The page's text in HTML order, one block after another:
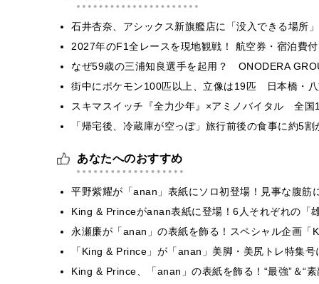
石井杏奈、アシックス新旗艦店に「没入できる場所
2027年のF1全レースを現地観戦！ 航空券・宿泊費
なぜ59歳の三浦知良選手を起用？ ONODERA
街中にポケモン100匹以上、立像は19匹 日本橋・
スキマスイッチ『全力少年』×アミノバイタル 全国
「帰宅後、冷蔵庫が空っぽ」旅行前後の食事に約5
あなたへのおすすめ
平野紫耀が「anan」表紙にソロ初登場！見事な腹筋
King & Princeがanan表紙に登場！6人それぞれの「
永瀬廉が「anan」の表紙を飾る！スペシャル企画
「King & Prince」が「anan」美脚・美尻トレ特集
King & Prince、「anan」の表紙を飾る！“最強”＆“